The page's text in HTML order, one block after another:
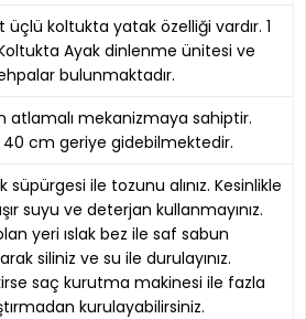
üçlü koltukta yatak özelliği vardır. 1
Ayak dinlenme ünitesi ve
bulunmaktadır.
atlamalı mekanizmaya sahiptir.
40 cm geriye gidebilmektedir.
süpürgesi ile tozunu alınız. Kesinlikle
suyu ve deterjan kullanmayınız.
yeri ıslak bez ile saf sabun
siliniz ve su ile durulayınız.
saç kurutma makinesi ile fazla
kurulayabilirsiniz.